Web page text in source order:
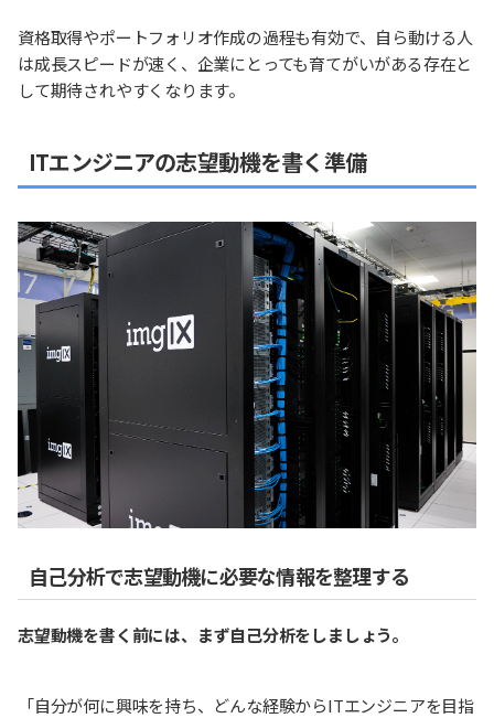
資格取得やポートフォリオ作成の過程も有効で、自ら動ける人
は成長スピードが速く、企業にとっても育てがいがある存在と
して期待されやすくなります。
ITエンジニアの志望動機を書く準備
自己分析で志望動機に必要な情報を整理する
志望動機を書く前には、まず自己分析をしましょう。
「自分が何に興味を持ち、どんな経験からITエンジニアを目指